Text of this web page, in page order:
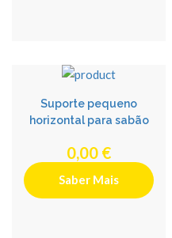
Suporte pequeno
horizontal para sabão
0,00 €
Saber Mais